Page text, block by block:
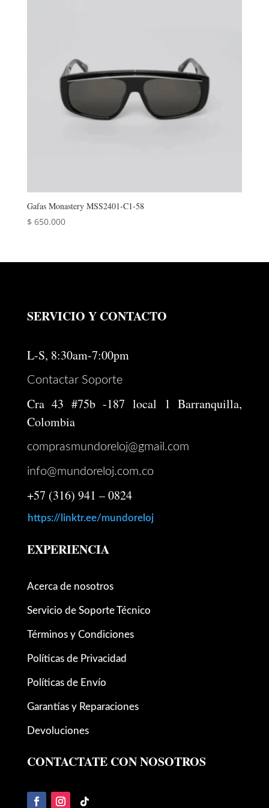
Gafas Monastery MSS2401-C1-58
$ 650.000
SERVICIO Y CONTACTO
L-S, 8:30am-7:00pm
Contactar Soporte
Cra 43 #75b -187 local 1 Barranquilla,
Colombia
comprasmundoreloj@gmail.com
info@mundoreloj.com.co
+57 (316) 941 – 0824
https://linktr.ee/mundoreloj
EXPERIENCIA
Acerca de nosotros
Servicio de Soporte Técnico
Términos y Condiciones
Políticas de Privacidad
Políticas de Envío
Garantías y Reparaciones
Devoluciones
CONTACTATE CON NOSOTROS